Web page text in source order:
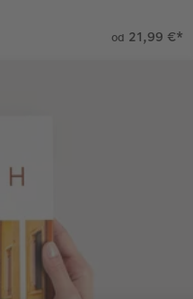
od 21,99 €*